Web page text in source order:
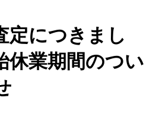
定につきまし
業期間のつい